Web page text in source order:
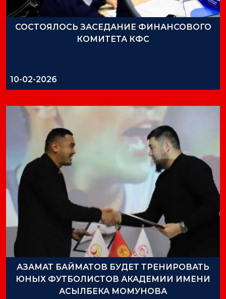
СОСТОЯЛОСЬ ЗАСЕДАНИЕ ФИНАНСОВОГО
КОМИТЕТА КФС
10-02-2026
АЗАМАТ БАЙМАТОВ БУДЕТ ТРЕНИРОВАТЬ
ЮНЫХ ФУТБОЛИСТОВ АКАДЕМИИ ИМЕНИ
АСЫЛБЕКА МОМУНОВА